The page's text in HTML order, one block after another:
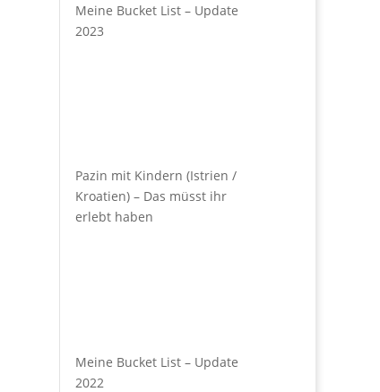
Meine Bucket List – Update
2023
Pazin mit Kindern (Istrien /
Kroatien) – Das müsst ihr
erlebt haben
Meine Bucket List – Update
2022